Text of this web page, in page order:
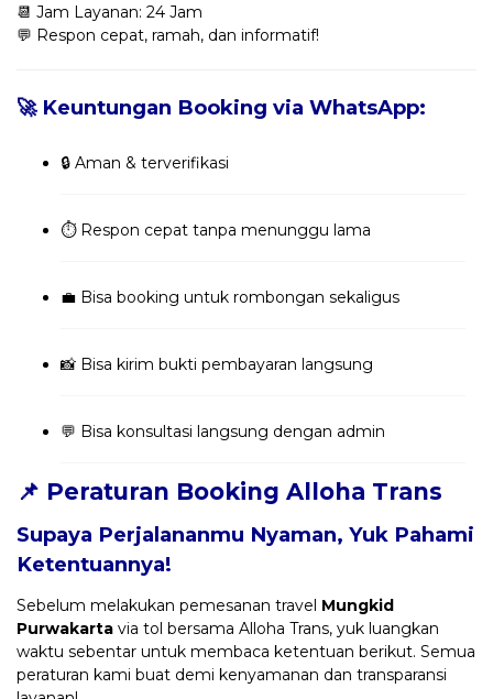
📆 Jam Layanan: 24 Jam
💬 Respon cepat, ramah, dan informatif!
🚀 Keuntungan Booking via WhatsApp:
🔒 Aman & terverifikasi
⏱️ Respon cepat tanpa menunggu lama
💼 Bisa booking untuk rombongan sekaligus
📸 Bisa kirim bukti pembayaran langsung
💬 Bisa konsultasi langsung dengan admin
📌 Peraturan Booking Alloha Trans
Supaya Perjalananmu Nyaman, Yuk Pahami
Ketentuannya!
Sebelum melakukan pemesanan travel Mungkid
Purwakarta via tol bersama Alloha Trans, yuk luangkan
waktu sebentar untuk membaca ketentuan berikut. Semua
peraturan kami buat demi kenyamanan dan transparansi